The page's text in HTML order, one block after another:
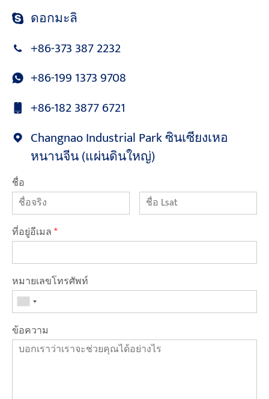
ดอกมะลิ
+86-373 387 2232
+86-199 1373 9708
+86-182 3877 6721
Changnao Industrial Park ซินเซียงเหอ
หนานจีน (แผ่นดินใหญ่)
ชื่อ
ที่อยู่อีเมล*
หมายเลขโทรศัพท์
ข้อความ